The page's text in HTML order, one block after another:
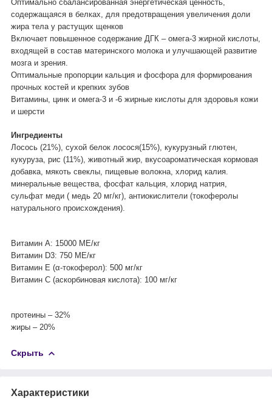
Оптимально сбалансированная энергетическая ценность,
содержащаяся в белках, для предотвращения увеличения доли
жира тела у растущих щенков
Включает повышенное содержание ДГК – омега-3 жирной кислоты,
входящей в состав материнского молока и улучшающей развитие
мозга и зрения.
Оптимальные пропорции кальция и фосфора для формирования
прочных костей и крепких зубов
Витамины, цинк и омега-3 и -6 жирные кислоты для здоровья кожи
и шерсти
Ингредиенты
Лосось (21%), сухой белок лосося(15%), кукурузный глютен,
кукуруза, рис (11%), животный жир, вкусоароматическая кормовая
добавка, мякоть свеклы, пищевые волокна, хлорид калия.
минеральные вещества, фосфат кальция, хлорид натрия,
сульфат меди ( медь 20 мг/кг), антиокислители (токоферолы
натурального происхождения).
Витамин А: 15000 МЕ/кг
Витамин D3: 750 МЕ/кг
Витамин E (α-токоферол): 500 мг/кг
Витамин C (аскорбиновая кислота): 100 мг/кг
протеины – 32%
жиры – 20%
Скрыть
Характеристики